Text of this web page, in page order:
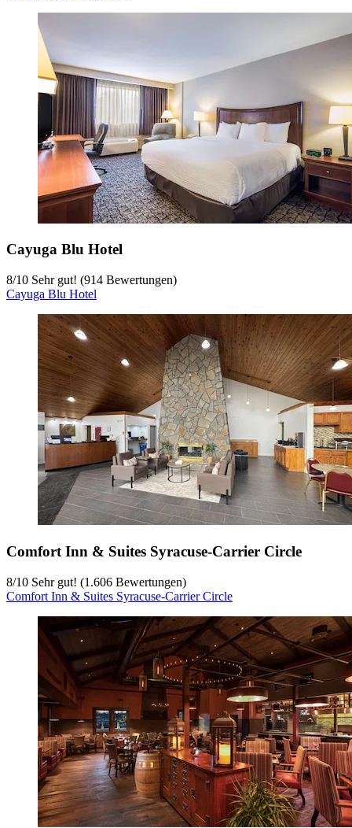
Cayuga Blu Hotel
8/10 Sehr gut! (914 Bewertungen)
Cayuga Blu Hotel
Comfort Inn & Suites Syracuse-Carrier Circle
8/10 Sehr gut! (1.606 Bewertungen)
Comfort Inn & Suites Syracuse-Carrier Circle